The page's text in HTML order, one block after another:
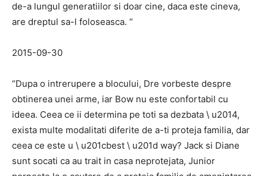
de-a lungul generatiilor si doar cine, daca este cineva,
are dreptul sa-l foloseasca. “
2015-09-30
“Dupa o intrerupere a blocului, Dre vorbeste despre
obtinerea unei arme, iar Bow nu este confortabil cu
ideea. Ceea ce ii determina pe toti sa dezbata \ u2014,
exista multe modalitati diferite de a-ti proteja familia, dar
ceea ce este u \ u201cbest \ u201d way? Jack si Diane
sunt socati ca au trait in casa neprotejata, Junior